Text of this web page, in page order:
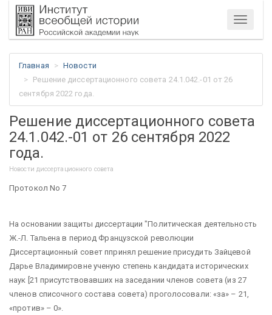
Меню
Главная
Новости
Решение диссертационного совета 24.1.042.-01 от 26
сентября 2022 года.
Решение диссертационного совета
24.1.042.-01 от 26 сентября 2022
года.
Новости диссертационного совета
Протокол No 7
На основании защиты диссертации "Политическая деятельность
Ж.-Л. Тальена в период Французской революции
Диссертационный совет ппринял решение присудить Зайцевой
Дарье Владимировне ученую степень кандидата исторических
наук [21 присутствовавших на заседании членов совета (из 27
членов списочного состава совета) проголосовали: «за» – 21,
«против» – 0».